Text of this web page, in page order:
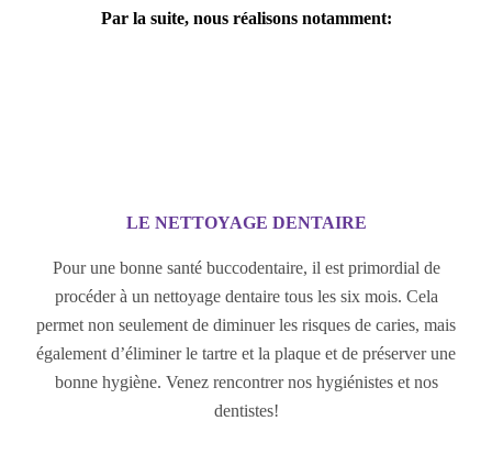
Par la suite, nous réalisons notamment:
LE NETTOYAGE DENTAIRE
Pour une bonne santé buccodentaire, il est primordial de
procéder à un nettoyage dentaire tous les six mois. Cela
permet non seulement de diminuer les risques de caries, mais
également d’éliminer le tartre et la plaque et de préserver une
bonne hygiène. Venez rencontrer nos hygiénistes et nos
dentistes!